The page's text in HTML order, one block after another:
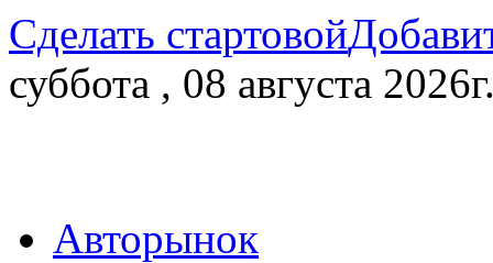
Сделать стартовой
суббота , 08 августа
Авторынок